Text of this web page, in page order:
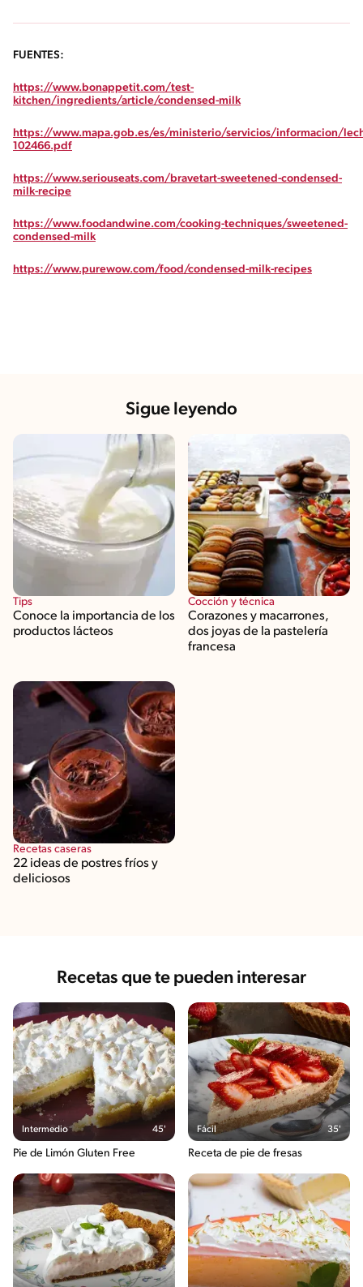
FUENTES:
https://www.bonappetit.com/test-
kitchen/ingredients/article/condensed-milk
https://www.mapa.gob.es/es/ministerio/servicios/informacion/
102466.pdf
https://www.seriouseats.com/bravetart-sweetened-condensed-
milk-recipe
https://www.foodandwine.com/cooking-techniques/sweetened-
condensed-milk
https://www.purewow.com/food/condensed-milk-recipes
Sigue leyendo
Tips
Conoce la importancia de los
productos lácteos
Cocción y técnica
Corazones y macarrones,
dos joyas de la pastelería
francesa
Recetas caseras
22 ideas de postres fríos y
deliciosos
Recetas que te pueden interesar
Intermedio 45'
Pie de Limón Gluten Free
Fácil 35'
Receta de pie de fresas